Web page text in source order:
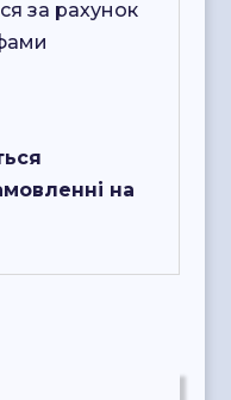
за рахунок
на